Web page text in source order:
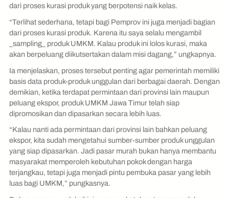
dari proses kurasi produk yang berpotensi naik kelas.
“Terlihat sederhana, tetapi bagi Pemprov ini juga menjadi bagian
dari proses kurasi produk. Karena itu saya selalu mengambil
_sampling_ produk UMKM. Kalau produk ini lolos kurasi, maka
akan berpeluang diikutsertakan dalam misi dagang,” ungkapnya.
Ia menjelaskan, proses tersebut penting agar pemerintah memiliki
basis data produk-produk unggulan dari berbagai daerah. Dengan
demikian, ketika terdapat permintaan dari provinsi lain maupun
peluang ekspor, produk UMKM Jawa Timur telah siap
dipromosikan dan dipasarkan secara lebih luas.
“Kalau nanti ada permintaan dari provinsi lain bahkan peluang
ekspor, kita sudah mengetahui sumber-sumber produk unggulan
yang siap dipasarkan. Jadi pasar murah bukan hanya membantu
masyarakat memperoleh kebutuhan pokok dengan harga
terjangkau, tetapi juga menjadi pintu pembuka pasar yang lebih
luas bagi UMKM,” pungkasnya.